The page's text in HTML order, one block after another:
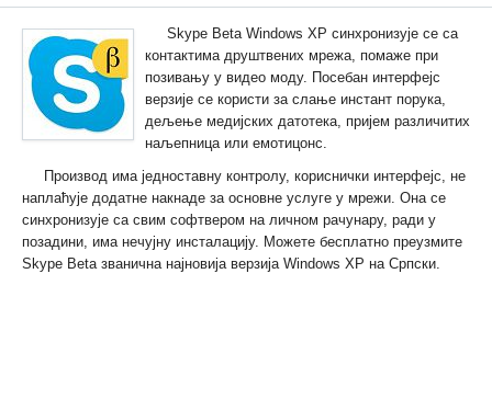
Skype Beta Windows XP синхронизује се са
контактима друштвених мрежа, помаже при
позивању у видео моду. Посебан интерфејс
верзије се користи за слање инстант порука,
дељење медијских датотека, пријем различитих
наљепница или емотицонс.
Производ има једноставну контролу, кориснички интерфејс, не
наплаћује додатне накнаде за основне услуге у мрежи. Она се
синхронизује са свим софтвером на личном рачунару, ради у
позадини, има нечујну инсталацију. Можете бесплатно преузмите
Skype Beta званична најновија верзија Windows XP на Српски.